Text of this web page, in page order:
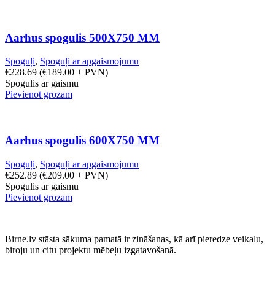
Aarhus spogulis 500X750 MM
Spoguļi, Spoguļi ar apgaismojumu
€228.69 (€189.00 + PVN)
Spogulis ar gaismu
Pievienot grozam
Aarhus spogulis 600X750 MM
Spoguļi, Spoguļi ar apgaismojumu
€252.89 (€209.00 + PVN)
Spogulis ar gaismu
Pievienot grozam
Birne.lv stāsta sākuma pamatā ir zināšanas, kā arī pieredze veikalu,
biroju un citu projektu mēbeļu izgatavošanā.